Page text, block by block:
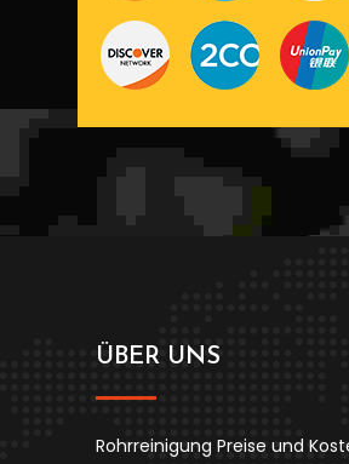
ÜBER UNS
Rohrreinigung Preise und